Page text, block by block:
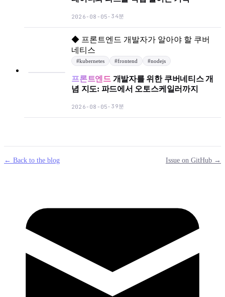
2026-08-05 · 34분
◆ 프론트엔드 개발자가 알아야 할 쿠버
네티스
#kubernetes #frontend #nodejs
프론트엔드개발자를 위한 쿠버네티스 개
념 지도: 파드에서 오토스케일러까지
2026-08-05 · 39분
← Back to the blog Issue on GitHub →